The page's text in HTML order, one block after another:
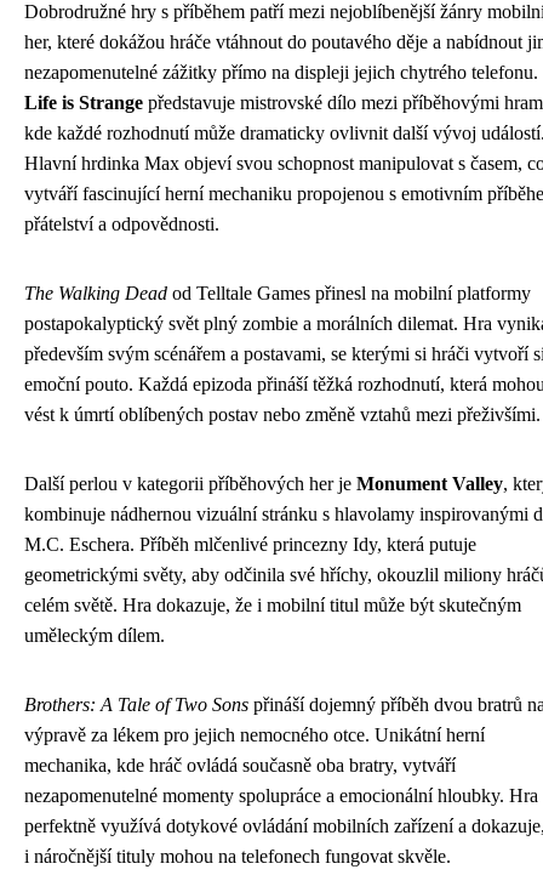
Dobrodružné hry s příběhem patří mezi nejoblíbenější žánry
her, které dokážou hráče vtáhnout do poutavého děje a nabídnout
nezapomenutelné zážitky přímo na displeji jejich chytrého telefonu.
Life is Strange představuje mistrovské dílo mezi příběhovými
kde každé rozhodnutí může dramaticky ovlivnit další vývoj
Hlavní hrdinka Max objeví svou schopnost manipulovat s časem,
vytváří fascinující herní mechaniku propojenou s emotivním
přátelství a odpovědnosti.
The Walking Dead od Telltale Games přinesl na mobilní platformy
postapokalyptický svět plný zombie a morálních dilemat. Hra
především svým scénářem a postavami, se kterými si hráči vytvoří
emoční pouto. Každá epizoda přináší těžká rozhodnutí, která
vést k úmrtí oblíbených postav nebo změně vztahů mezi přeživšími.
Další perlou v kategorii příběhových her je Monument Valley,
kombinuje nádhernou vizuální stránku s hlavolamy inspirovanými
M.C. Eschera. Příběh mlčenlivé princezny Idy, která putuje
geometrickými světy, aby odčinila své hříchy, okouzlil miliony
celém světě. Hra dokazuje, že i mobilní titul může být skutečným
uměleckým dílem.
Brothers: A Tale of Two Sons přináší dojemný příběh dvou bratrů
výpravě za lékem pro jejich nemocného otce. Unikátní herní
mechanika, kde hráč ovládá současně oba bratry, vytváří
nezapomenutelné momenty spolupráce a emocionální hloubky. Hra
perfektně využívá dotykové ovládání mobilních zařízení a
i náročnější tituly mohou na telefonech fungovat skvěle.